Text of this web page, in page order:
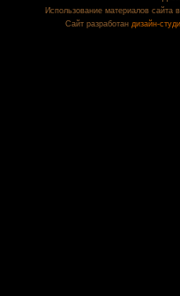
Использование материалов сайта
Сайт разработан дизайн-